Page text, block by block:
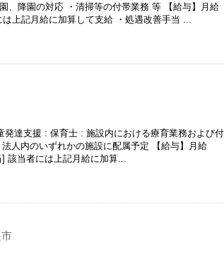
、降園の対応 ・清掃等の付帯業務 等 【給与】月給
上記月給に加算して支給 ・処遇改善手当 ...
発達支援 : 保育士 : 施設内における療育業務および付
人内のいずれかの施設に配属予定 【給与】月給
該当者には上記月給に加算...